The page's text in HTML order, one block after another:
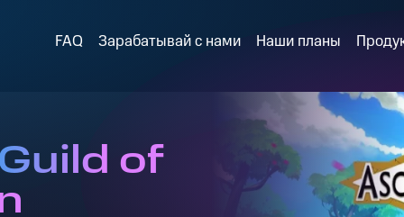
FAQ Зарабатывай с нами Наши планы
of